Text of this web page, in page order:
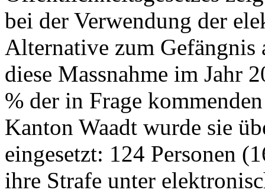
bei der Verwendung der
Alternative zum Gefängnis
diese Massnahme im Jahr
% der in Frage
Kanton Waadt wurde sie
eingesetzt: 124 Personen
ihre Strafe unter